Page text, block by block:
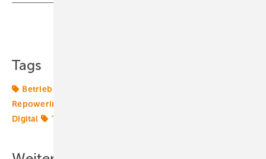
Tags
Betrieb
Repowering
Digital
Turbinen + Hersteller